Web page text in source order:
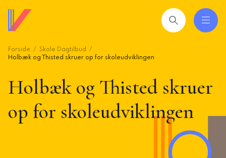
hovedindhold
Forside
Skole Dagtilbud
Holbæk og Thisted skruer op for skoleudviklingen
Holbæk og Thisted skruer
op for skoleudviklingen
uddannelser